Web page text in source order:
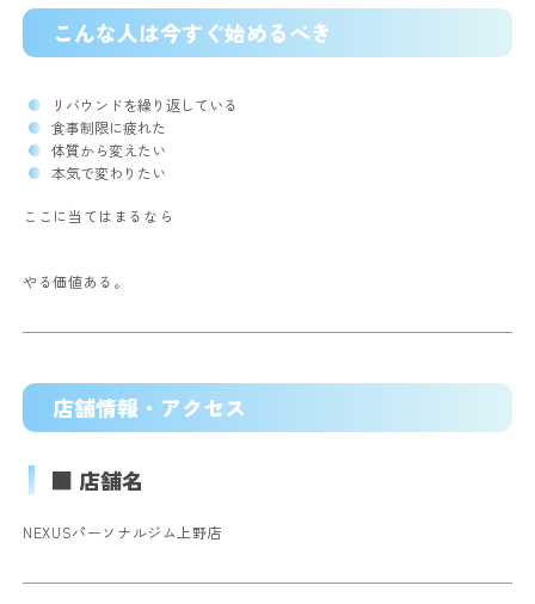
こんな人は今すぐ始めるべき
リバウンドを繰り返している
食事制限に疲れた
体質から変えたい
本気で変わりたい
ここに当てはまるなら
やる価値ある。
店舗情報・アクセス
■ 店舗名
NEXUSパーソナルジム上野店